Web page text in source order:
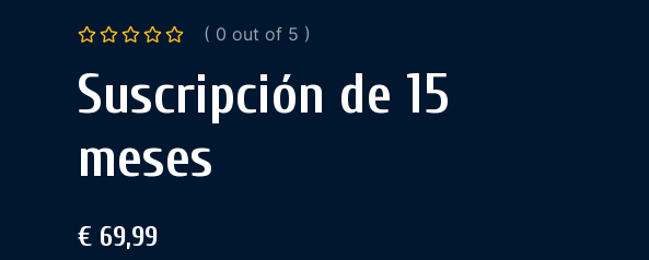
( 0 out of 5 )
Suscripción de 15
meses
€ 69,99